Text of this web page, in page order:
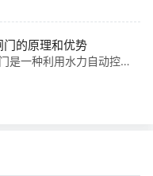
水深1/3的平衡条件，则是
与枯水期蓄水保水矛盾的
的原理和优势
是一种利用水力自动控制
应用于河道、水库、泵站